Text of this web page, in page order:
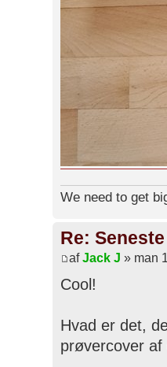
We need to get
Re:
afJack J » man
Cool!
Hvad er det,
prøvercover af